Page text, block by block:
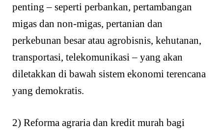
penting – seperti perbankan, pertambangan
migas dan non-migas, pertanian dan
perkebunan besar atau agrobisnis, kehutanan,
transportasi, telekomunikasi – yang akan
diletakkan di bawah sistem ekonomi terencana
yang demokratis.
2) Reforma agraria dan kredit murah bagi